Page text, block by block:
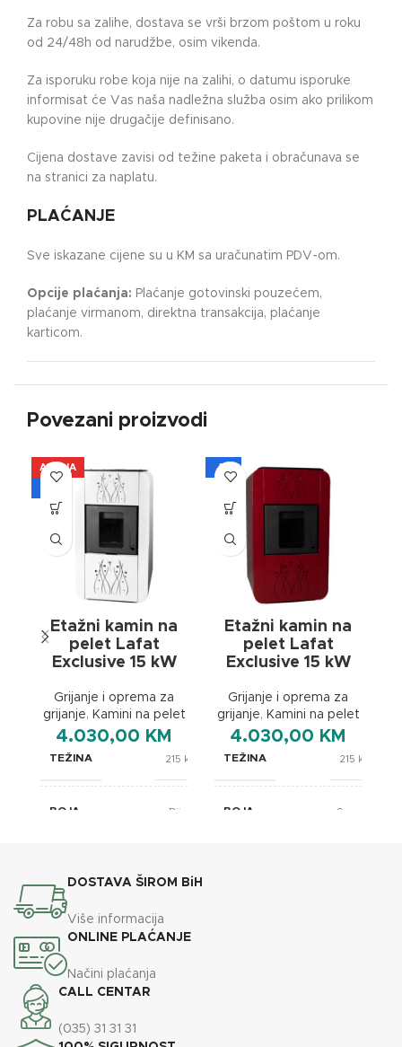
Za robu sa zalihe, dostava se vrši brzom poštom u roku
od 24/48h od narudžbe, osim vikenda.
Za isporuku robe koja nije na zalihi, o datumu isporuke
informisat će Vas naša nadležna služba osim ako prilikom
kupovine nije drugačije definisano.
Cijena dostave zavisi od težine paketa i obračunava se
na stranici za naplatu.
PLAĆANJE
Sve iskazane cijene su u KM sa uračunatim PDV-om.
Opcije plaćanja: Plaćanje gotovinski pouzećem,
plaćanje virmanom, direktna transakcija, plaćanje
karticom.
Povezani proizvodi
AKCIJA
Etažni kamin na
pelet Lafat
Exclusive 15 kW
Grijanje i oprema za
grijanje, Kamini na pelet
4.030,00 KM
TEŽINA 215 kg
BOJA Bijela
DIMENZIJE
610x670x1110
mm
ENERGETSKA EFIKASNOST
KAPACITET SPREMNIKA
A+
Etažni kamin na
pelet Lafat
Exclusive 15 kW
Grijanje i oprema za
grijanje, Kamini na pelet
4.030,00 KM
TEŽINA 215 kg
BOJA Crvena
DOSTAVA ŠIROM BiH
Više informacija
ONLINE PLAĆANJE
Načini plaćanja
CALL CENTAR
(035) 31 31 31